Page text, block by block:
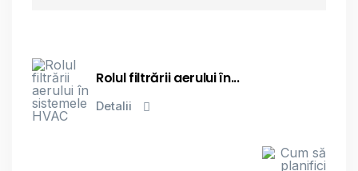
Rolul filtrării aerului în...
Detalii